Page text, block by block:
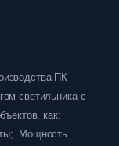
ПК
светильника с
как:
Мощность